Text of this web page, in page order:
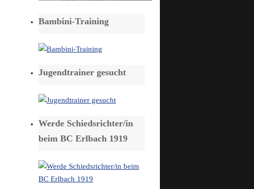
Bambini-Training
Jugendtrainer gesucht
Werde Schiedsrichter/in
beim BC Erlbach 1919